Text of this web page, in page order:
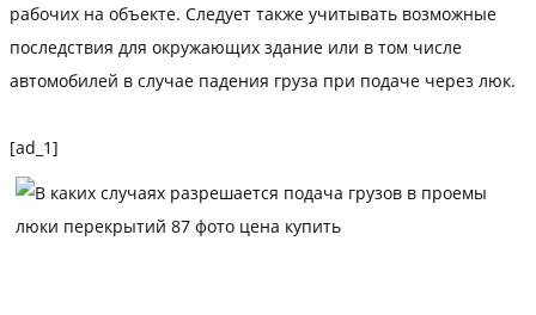
рабочих на объекте. Следует также учитывать возможные
последствия для окружающих здание или в том числе
автомобилей в случае падения груза при подаче через люк.
[ad_1]